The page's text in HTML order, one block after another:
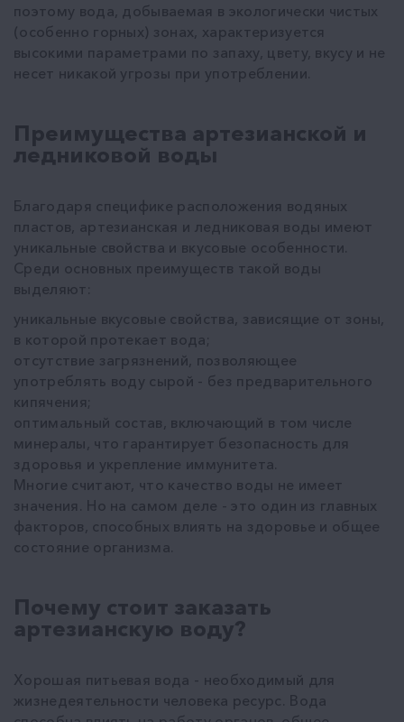
поэтому вода, добываемая в экологически чистых
(особенно горных) зонах, характеризуется
высокими параметрами по запаху, цвету, вкусу и не
несет никакой угрозы при употреблении.
Преимущества артезианской и
ледниковой воды
Благодаря специфике расположения водяных
пластов, артезианская и ледниковая воды имеют
уникальные свойства и вкусовые особенности.
Среди основных преимуществ такой воды
выделяют:
уникальные вкусовые свойства, зависящие от зоны,
в которой протекает вода;
отсутствие загрязнений, позволяющее
употреблять воду сырой - без предварительного
кипячения;
оптимальный состав, включающий в том числе
минералы, что гарантирует безопасность для
здоровья и укрепление иммунитета.
Многие считают, что качество воды не имеет
значения. Но на самом деле - это один из главных
факторов, способных влиять на здоровье и общее
состояние организма.
Почему стоит заказать
артезианскую воду?
Хорошая питьевая вода - необходимый для
жизнедеятельности человека ресурс. Вода